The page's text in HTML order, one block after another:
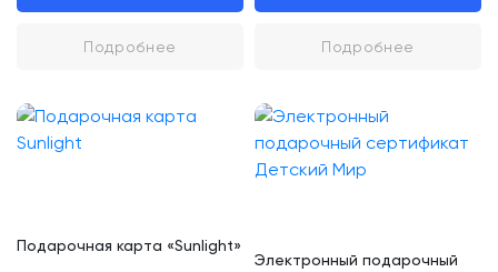
Подробнее Подробнее
Подарочная карта «Sunlight»
Электронный подарочный